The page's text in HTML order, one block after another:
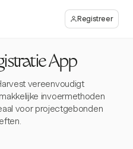
Registreer
App
vereenvoudigt
invoermethoden
voor projectgebonden